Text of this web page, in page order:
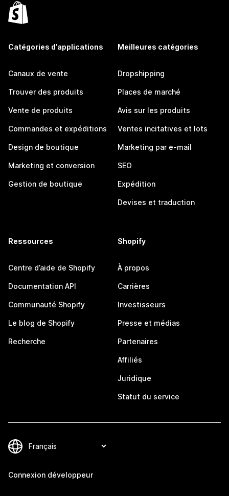
Catégories d’applications
Canaux de vente
Trouver des produits
Vente de produits
Commandes et expéditions
Design de boutique
Marketing et conversion
Gestion de boutique
Meilleures catégories
Dropshipping
Places de marché
Avis sur les produits
Ventes incitatives et lots
Marketing par e-mail
SEO
Expédition
Devises et traduction
Ressources
Centre d’aide de Shopify
Documentation API
Communauté Shopify
Le blog de Shopify
Recherche
Shopify
À propos
Carrières
Investisseurs
Presse et médias
Partenaires
Affiliés
Juridique
Statut du service
Connexion développeur